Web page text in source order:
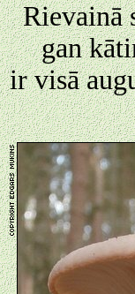
Rievainā
gan
ir visā